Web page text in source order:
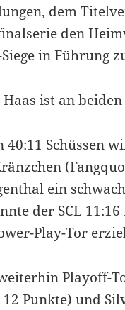
dem
den
in Führung
ist an
Schüssen
ein
der SCL
Play-Tor
Playoff-
Punkte) und